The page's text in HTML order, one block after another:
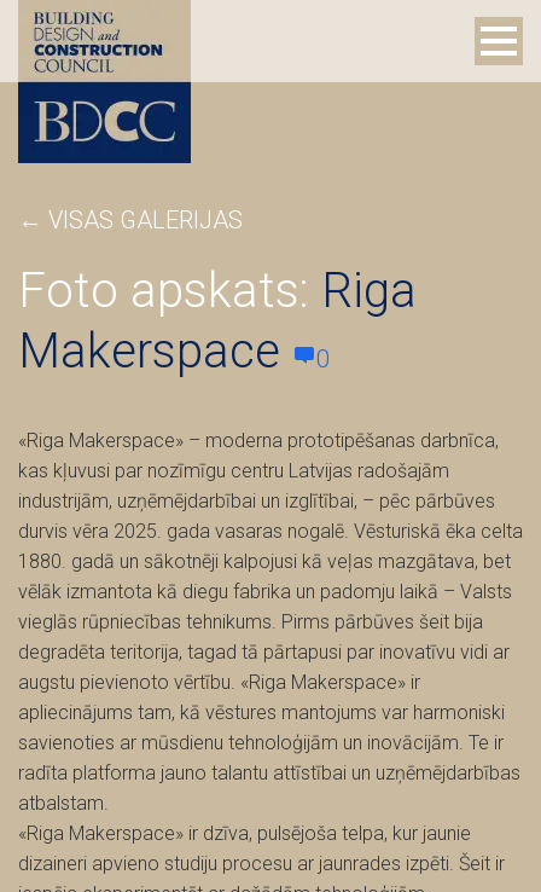
← VISAS GALERIJAS
Foto apskats: Riga
Makerspace
0
«Riga Makerspace» – moderna prototipēšanas darbnīca,
kas kļuvusi par nozīmīgu centru Latvijas radošajām
industrijām, uzņēmējdarbībai un izglītībai, – pēc pārbūves
durvis vēra 2025. gada vasaras nogalē. Vēsturiskā ēka celta
1880. gadā un sākotnēji kalpojusi kā veļas mazgātava, bet
vēlāk izmantota kā diegu fabrika un padomju laikā – Valsts
vieglās rūpniecības tehnikums. Pirms pārbūves šeit bija
degradēta teritorija, tagad tā pārtapusi par inovatīvu vidi ar
augstu pievienoto vērtību. «Riga Makerspace» ir
apliecinājums tam, kā vēstures mantojums var harmoniski
savienoties ar mūsdienu tehnoloģijām un inovācijām. Te ir
radīta platforma jauno talantu attīstībai un uzņēmējdarbības
atbalstam.
«Riga Makerspace» ir dzīva, pulsējoša telpa, kur jaunie
dizaineri apvieno studiju procesu ar jaunrades izpēti. Šeit ir